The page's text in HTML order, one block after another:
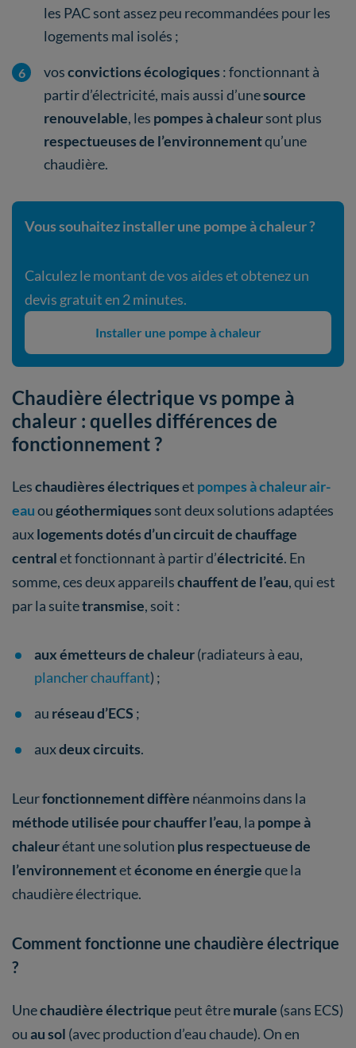
les PAC sont assez peu recommandées pour les
logements mal isolés ;
vosconvictions écologiques : fonctionnant à
partir d’électricité, mais aussi d’unesource
renouvelable, les pompes à chaleursont plus
respectueuses de l’environnementqu’une
chaudière.
Vous souhaitez installer une pompe à chaleur ?
Calculez le montant de vos aides et obtenez un
devis gratuit en 2 minutes.
Installer une pompe à chaleur
Chaudière électrique vs pompe à
chaleur : quelles différences de
fonctionnement ?
Leschaudières électriqueset pompes à chaleur air-
eauougéothermiques sont deux solutions adaptées
auxlogements dotés d’un circuit de chauffage
centralet fonctionnant à partir d’électricité. En
somme, ces deux appareilschauffent de l’eau, qui est
par la suitetransmise, soit :
aux émetteursde chaleur(radiateurs à eau,
plancher chauffant) ;
au réseau d’ECS ;
auxdeux circuits.
Leurfonctionnement diffère néanmoins dans la
méthode utilisée pour chauffer l’eau, la pompe à
chaleurétant une solution plus respectueuse de
l’environnementetéconome en énergieque la
chaudière électrique.
Comment fonctionne une chaudière électrique
?
Unechaudière électrique peut êtremurale (sans ECS)
ouau sol (avec production d’eau chaude). On en